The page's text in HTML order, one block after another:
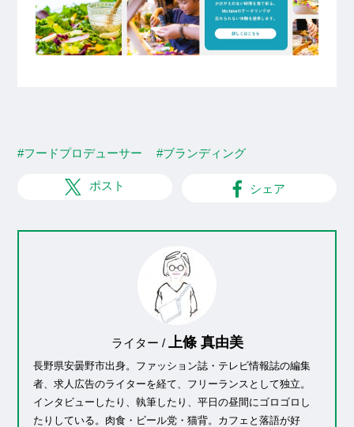
#フードプロデューサー #ブランディング
ポスト シェア
ライター / 上條 真由美
長野県安曇野市出身。ファッション誌・テレビ情報誌の編集
者、求人広告のライターを経て、フリーランスとして独立。
インタビューしたり、執筆したり、平日の昼間にゴロゴロし
たりしている。肉食・ビール党・猫背。カフェと落語が好